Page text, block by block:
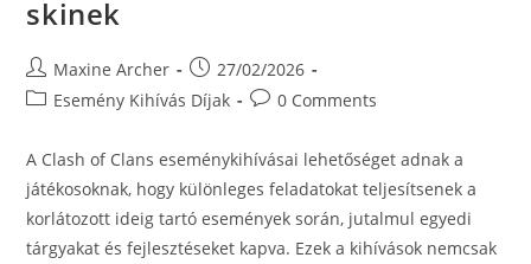
skinek
Post
author:
Maxine Archer
Post
published:
27/02/2026
PostEsemény Kihívás Díjak
Post0 Comments
A Clash of Clans eseménykihívásai lehetőséget adnak a
játékosoknak, hogy különleges feladatokat teljesítsenek a
korlátozott ideig tartó események során, jutalmul egyedi
tárgyakat és fejlesztéseket kapva. Ezek a kihívások nemcsak